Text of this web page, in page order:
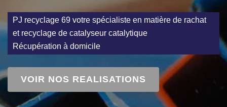
PJ recyclage 69 votre spécialiste en matière de rachat
et recyclage de catalyseur catalytique
Récupération à domicile
VOIR NOS REALISATIONS